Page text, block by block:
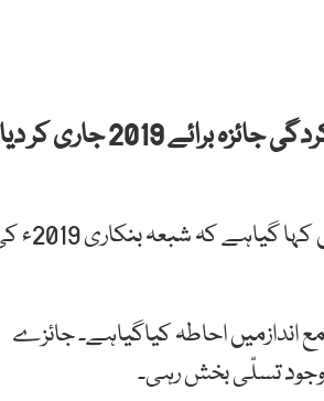
کراچی : اسٹیٹ بنک آف پاکستان نے شعبہ بنکاری کا ششماہی کارکردگی جائزہ برائے 2019 جاری کر دیا
اسٹیٹ بنک کی طرف سے جاری بینکوں کا ششماہی کارکردگی جائزے
احاطہ کیاگیاہے۔ جائزے
تسلّی بخش رہی۔